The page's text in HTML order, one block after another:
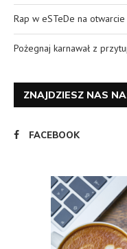
Rap w eSTeDe na
Pożegnaj karnawał z
ZNAJDZIESZ NAS
FACEBOOK